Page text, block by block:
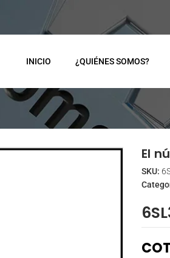
INICIO ¿QUIÉNES SOMOS?
El
SKU: